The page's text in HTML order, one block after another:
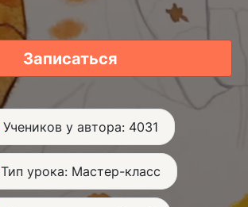
Записаться
Учеников у автора: 4031
Тип урока: Мастер-класс